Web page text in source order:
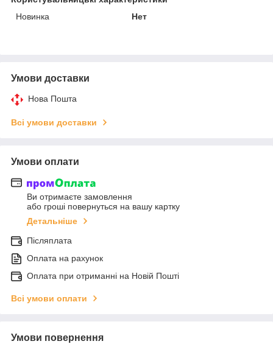
Новинка
Нет
Умови доставки
Нова Пошта
Всі умови доставки
Умови оплати
Ви отримаєте замовлення
або гроші повернуться на вашу картку
Детальніше
Післяплата
Оплата на рахунок
Оплата при отриманні на Новій Пошті
Всі умови оплати
Умови повернення